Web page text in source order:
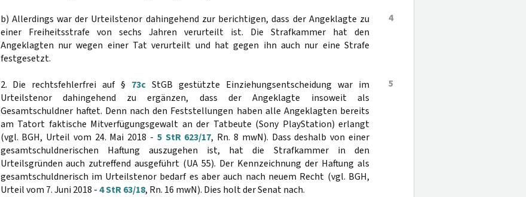
4
b) Allerdings war der Urteilstenor dahingehend zur berichtigen, dass der Angeklagte zu
einer Freiheitsstrafe von sechs Jahren verurteilt ist. Die Strafkammer hat den
Angeklagten nur wegen einer Tat verurteilt und hat gegen ihn auch nur eine Strafe
festgesetzt.
5
2. Die rechtsfehlerfrei auf § 73c StGB gestützte Einziehungsentscheidung war im
Urteilstenor dahingehend zu ergänzen, dass der Angeklagte insoweit als
Gesamtschuldner haftet. Denn nach den Feststellungen haben alle Angeklagten bereits
am Tatort faktische Mitverfügungsgewalt an der Tatbeute (Sony PlayStation) erlangt
(vgl. BGH, Urteil vom 24. Mai 2018 - 5 StR 623/17, Rn. 8 mwN). Dass deshalb von einer
gesamtschuldnerischen Haftung auszugehen ist, hat die Strafkammer in den
Urteilsgründen auch zutreffend ausgeführt (UA 55). Der Kennzeichnung der Haftung als
gesamtschuldnerisch im Urteilstenor bedarf es aber auch nach neuem Recht (vgl. BGH,
Urteil vom 7. Juni 2018 -4 StR 63/18, Rn. 16 mwN). Dies holt der Senat nach.